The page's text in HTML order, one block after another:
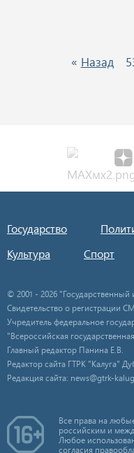
« Назад
Государство
Культура
Спорт
© 2001 - 2026 "Государственный
Свидетельство о регистрации
Учредитель федеральное
"Всероссийская
Главный редактор Панина Е.В.
Редактор сайта ГТРК "Калуга"
Редакция сайта: news@gtrk-
Все права на
российским и
Любое
согласия